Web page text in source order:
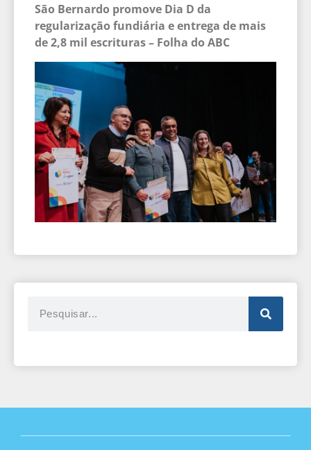
São Bernardo promove Dia D da
regularização fundiária e entrega de mais
de 2,8 mil escrituras – Folha do ABC